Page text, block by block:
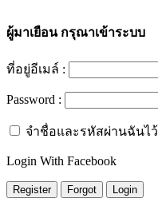
ผู้มาเยือนกรุณาเข้าระบบ
ที่อยู่อีเมล์ :
Password :
จำชื่อและรหัสผ่านฉันไว้
Login With Facebook